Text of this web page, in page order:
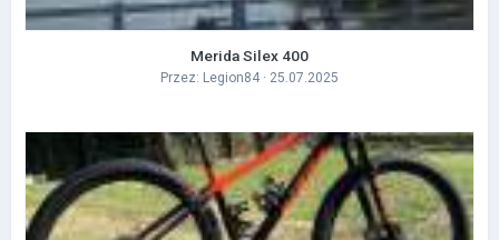
Merida Silex 400
Przez: Legion84 · 25.07.2025